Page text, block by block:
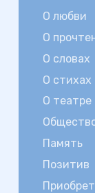
О любви
О
О словах
О стихах
О театре
Память
Позитив